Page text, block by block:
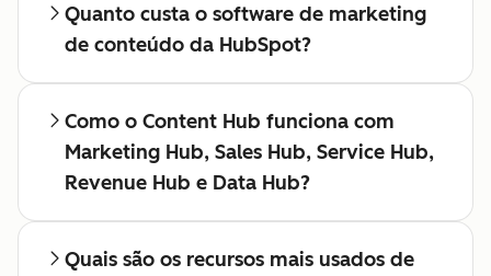
Quanto custa o software de marketing
de conteúdo da HubSpot?
Como o Content Hub funciona com
Marketing Hub, Sales Hub, Service Hub,
Revenue Hub e Data Hub?
Quais são os recursos mais usados de